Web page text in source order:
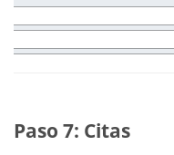
Paso 7: Citas